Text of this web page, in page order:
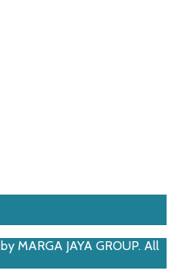
by MARGA JAYA GROUP. All